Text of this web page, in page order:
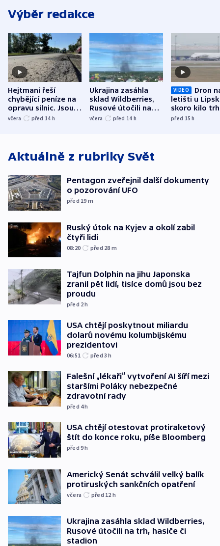
Výběr redakce
Hejtmani řeší
chybějící peníze na
opravu silnic. Jsou
nenárokové, namítá
včera před 14 h
Ukrajina zasáhla
sklad Wildberries,
Rusové útočili na
trh, hasiče či
včera před 14 h
VIDEO
Dron
letišti u
skoro kilo
indicie
před 15h
Aktuálně z rubriky Svět
Pentagon zveřejnil další dokumenty
o pozorování UFO
před 19 m
Ruský útok na Kyjev a okolí zabil
čtyři lidi
08:20 před 28 m
Tajfun Dolphin na jihu Japonska
zranil pět lidí, tisíce domů jsou bez
proudu
před 2h
USA chtějí poskytnout miliardu
dolarů novému kolumbijskému
prezidentovi
06:51 před 3h
Falešní „lékaři“ vytvoření AI šíří mezi
staršími Poláky nebezpečné
zdravotní rady
před 4h
USA chtějí otestovat protiraketový
štít do konce roku, píše Bloomberg
před 9h
Americký Senát schválil velký balík
protiruských sankčních opatření
včera před 12 h
Ukrajina zasáhla sklad Wildberries,
Rusové útočili na trh, hasiče či
stadion